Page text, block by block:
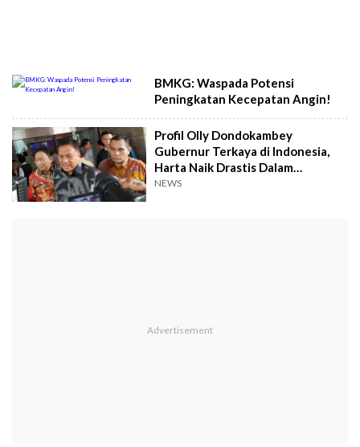
BMKG: Waspada Potensi
Peningkatan Kecepatan Angin!
Profil Olly Dondokambey
Gubernur Terkaya di Indonesia,
Harta Naik Drastis Dalam
Setahun!
NEWS